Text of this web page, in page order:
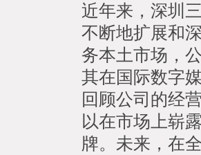
近年来，深圳
不断地扩展和
务本土市场，
其在国际数字
回顾公司的经
以在市场上崭
牌。未来，在